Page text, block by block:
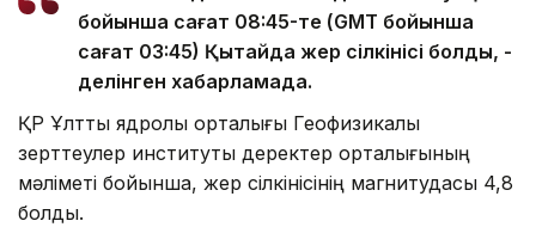
бойынша сағат 08:45-те (GMT бойынша
сағат 03:45) Қытайда жер сілкінісі болды, -
делінген хабарламада.
ҚР Ұлттық ядролық орталығы Геофизикалық
зерттеулер институты деректер орталығының
мәліметі бойынша, жер сілкінісінің магнитудасы 4,8
болды.